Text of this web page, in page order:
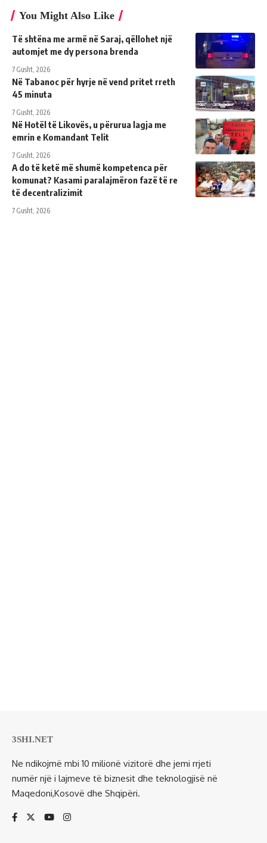
You Might Also Like
Të shtëna me armë në Saraj, qëllohet një
automjet me dy persona brenda
7 Gusht, 2026
Në Tabanoc për hyrje në vend pritet rreth
45 minuta
7 Gusht, 2026
Në Hotël të Likovës, u përurua lagja me
emrin e Komandant Telit
7 Gusht, 2026
A do të ketë më shumë kompetenca për
komunat? Kasami paralajmëron fazë të re
të decentralizimit
7 Gusht, 2026
3SHI.NET
Ne ndikojmë mbi 10 milionë vizitorë dhe jemi rrjeti
numër një i lajmeve të biznesit dhe teknologjisë në
Maqedoni,Kosovë dhe Shqipëri.